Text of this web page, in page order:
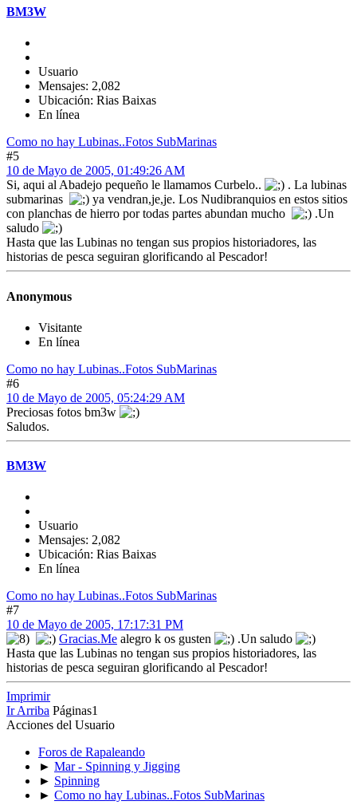
BM3W
Usuario
Mensajes: 2,082
Ubicación: Rias Baixas
En línea
Como no hay Lubinas..Fotos SubMarinas
#5
10 de Mayo de 2005, 01:49:26 AM
Si, aqui al Abadejo pequeño le llamamos Curbelo..
. La lubinas
submarinas
ya vendran,je,je. Los Nudibranquios en estos sitios
con planchas de hierro por todas partes abundan mucho
.Un
saludo
Hasta que las Lubinas no tengan sus propios historiadores, las
historias de pesca seguiran glorificando al Pescador!
Anonymous
Visitante
En línea
Como no hay Lubinas..Fotos SubMarinas
#6
10 de Mayo de 2005, 05:24:29 AM
Preciosas fotos bm3w
Saludos.
BM3W
Usuario
Mensajes: 2,082
Ubicación: Rias Baixas
En línea
Como no hay Lubinas..Fotos SubMarinas
#7
10 de Mayo de 2005, 17:17:31 PM
Gracias.Me alegro k os gusten
.Un saludo
Hasta que las Lubinas no tengan sus propios historiadores, las
historias de pesca seguiran glorificando al Pescador!
Imprimir
Ir Arriba Páginas1
Acciones del Usuario
Foros de Rapaleando
► Mar - Spinning y Jigging
► Spinning
► Como no hay Lubinas..Fotos SubMarinas